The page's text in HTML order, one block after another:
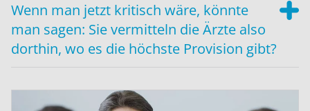
Wenn man jetzt kritisch wäre, könnte
man sagen: Sie vermitteln die Ärzte also
dorthin, wo es die höchste Provision gibt?